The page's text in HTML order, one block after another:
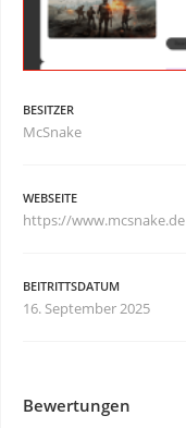
BESITZER
McSnake
WEBSEITE
https://www.mcsnake.de
BEITRITTSDATUM
16. September 2025
Bewertungen